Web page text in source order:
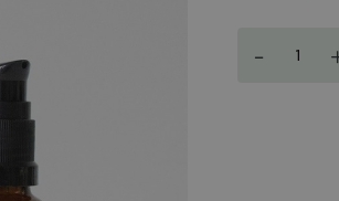
-